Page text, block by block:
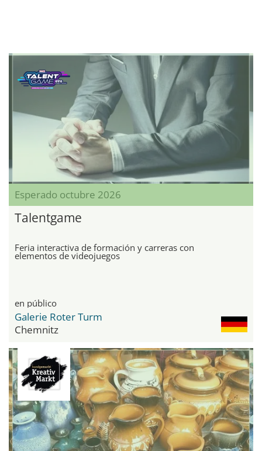
Esperado octubre 2026
Talentgame
Feria interactiva de formación y carreras con
elementos de videojuegos
en público
Galerie Roter Turm
Chemnitz